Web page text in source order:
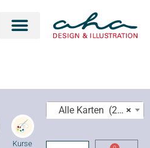
Kurse
×
Alle Karten (206)